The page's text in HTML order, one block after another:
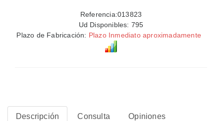
Referencia:013823
Ud Disponibles: 795
Plazo de Fabricación: Plazo Inmediato aproximadamente
Descripción Consulta Opiniones